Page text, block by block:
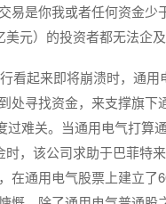
易是你我或者任何资金少
元）的投资者都无法企及
看起来即将崩溃时，通用
处寻找资金，来支撑旗下
过难关。当通用电气打算
时，该公司求助于巴菲特
在通用电气股票上建立了